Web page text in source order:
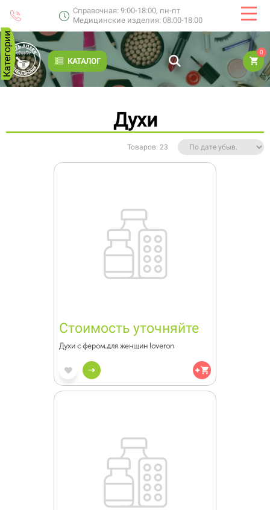
Справочная: 9:00-18:00, пн-пт
Медицинские изделия: 08:00-18:00
КАТАЛОГ
0
Категории
Духи
Товаров: 23
Стоимость уточняйте
Духи с фером.для женщин loveron